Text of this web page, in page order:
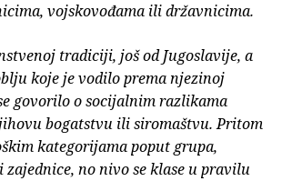
vojskovođama ili državnicima.
tradiciji, još od Jugoslavije, a
koje je vodilo prema njezinoj
govorilo o socijalnim razlikama
bogatstvu ili siromaštvu. Pritom
kategorijama poput grupa,
zajednice, no nivo se klase u pravilu